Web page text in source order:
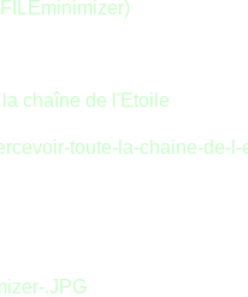
chaîne de l'Etoile